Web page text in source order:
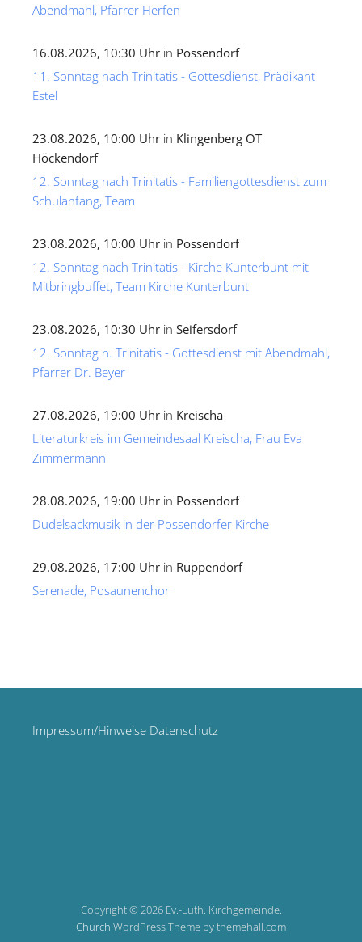
Abendmahl, Pfarrer Herfen
16.08.2026, 10:30 Uhr in Possendorf
11. Sonntag nach Trinitatis - Gottesdienst, Prädikant
Estel
23.08.2026, 10:00 Uhr in Klingenberg OT
Höckendorf
12. Sonntag nach Trinitatis - Familiengottesdienst zum
Schulanfang, Team
23.08.2026, 10:00 Uhr in Possendorf
12. Sonntag nach Trinitatis - Kirche Kunterbunt mit
Mitbringbuffet, Team Kirche Kunterbunt
23.08.2026, 10:30 Uhr in Seifersdorf
12. Sonntag n. Trinitatis - Gottesdienst mit Abendmahl,
Pfarrer Dr. Beyer
27.08.2026, 19:00 Uhr in Kreischa
Literaturkreis im Gemeindesaal Kreischa, Frau Eva
Zimmermann
28.08.2026, 19:00 Uhr in Possendorf
Dudelsackmusik in der Possendorfer Kirche
29.08.2026, 17:00 Uhr in Ruppendorf
Serenade, Posaunenchor
Impressum/Hinweise Datenschutz
Copyright © 2026 Ev.-Luth. Kirchgemeinde.
Church WordPress Theme by themehall.com